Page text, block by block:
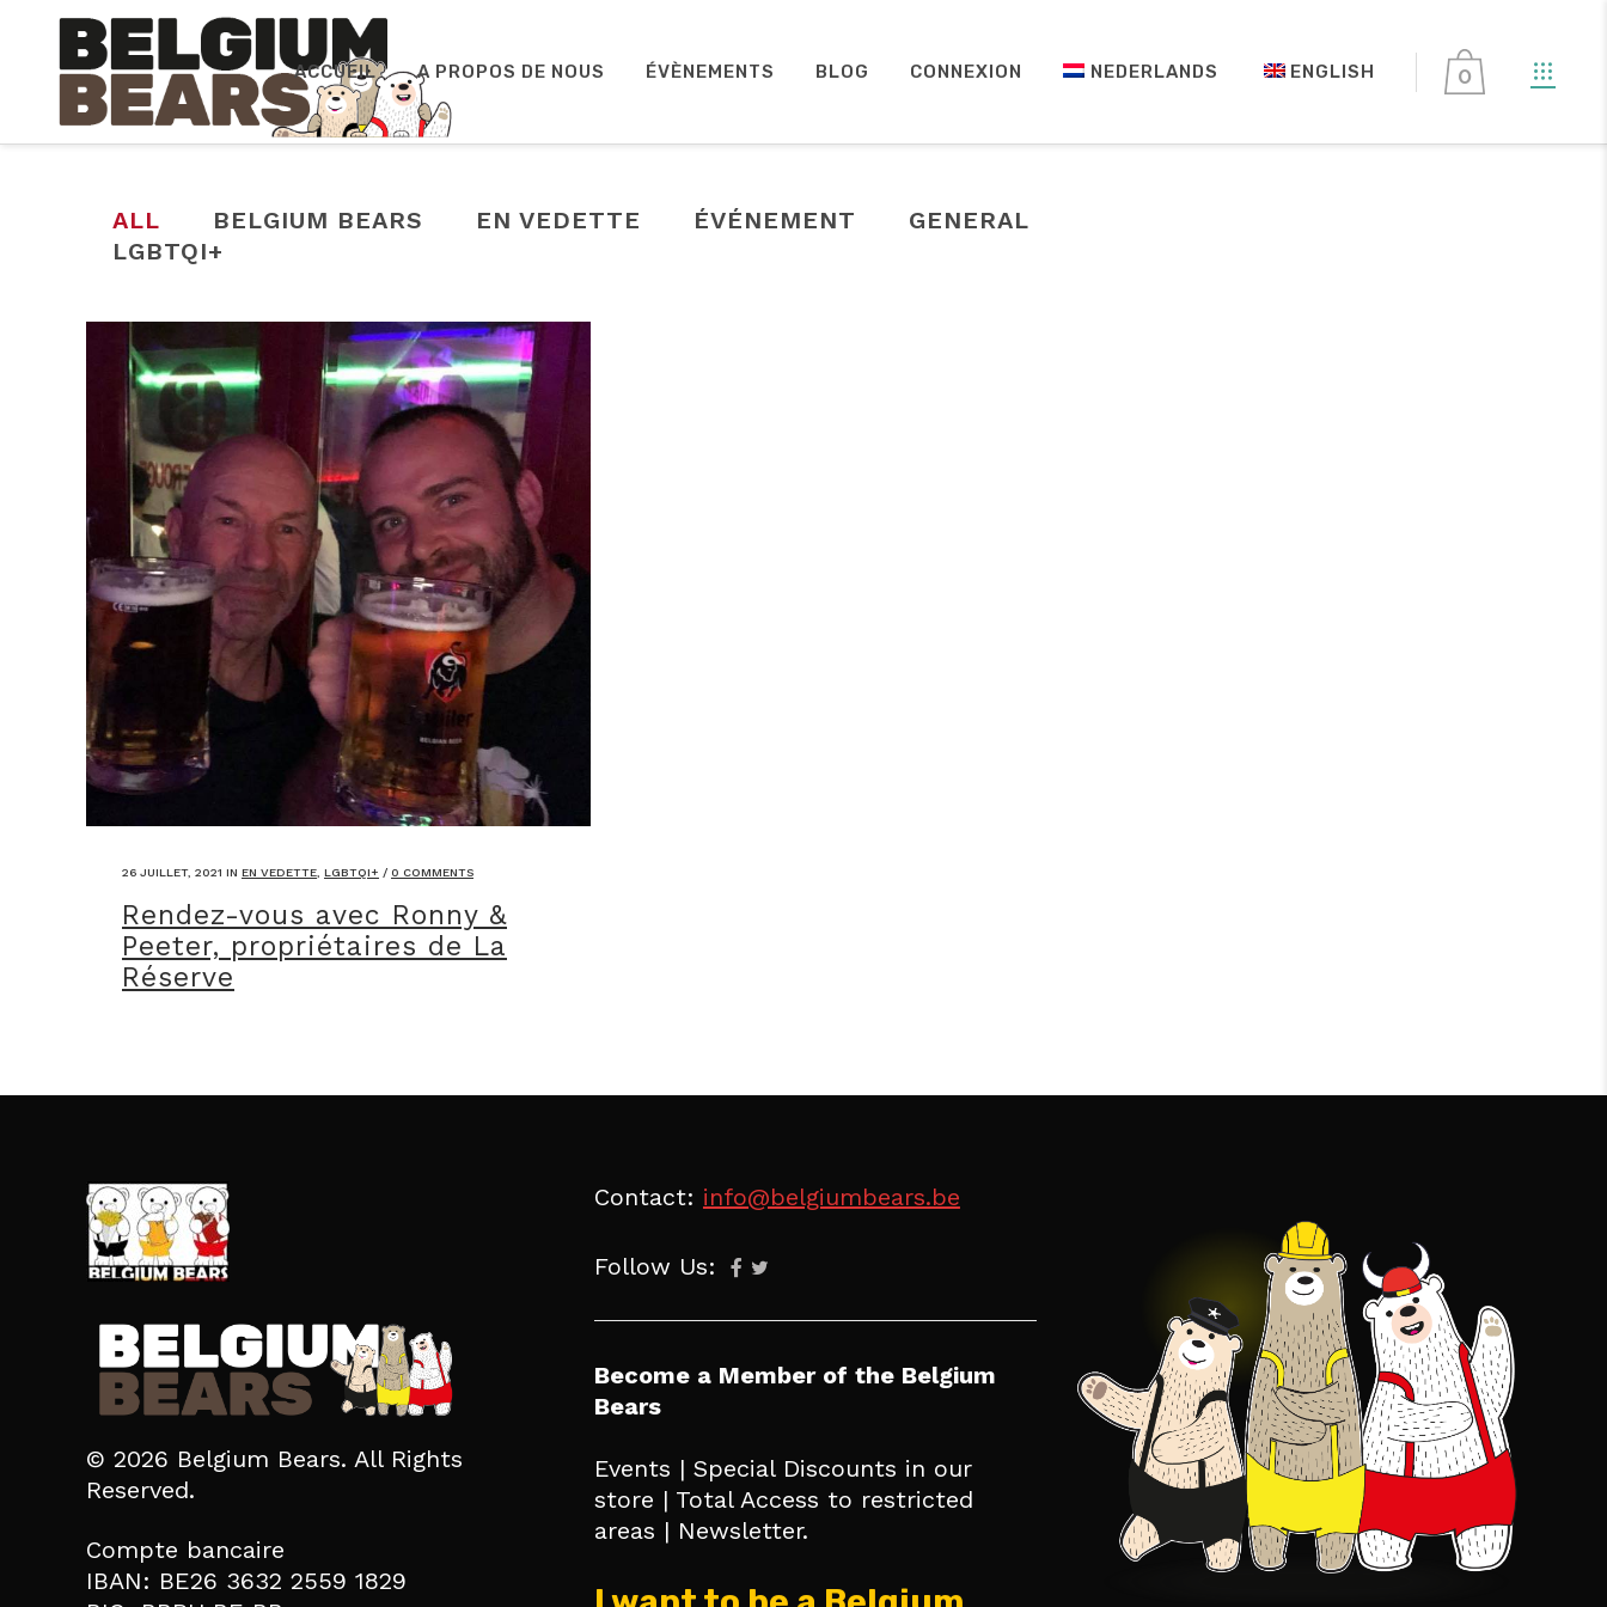
0
ACCUEIL A PROPOS DE NOUS ÉVÈNEMENTS BLOG CONNEXION NEDERLANDS ENGLISH
ALL BELGIUM BEARS EN VEDETTE ÉVÉNEMENT
GENERAL
LGBTQI+
26 JUILLET, 2021 IN EN VEDETTE, LGBTQI+ / 0 COMMENTS
Rendez-vous avec Ronny &
Peeter, propriétaires de La
Réserve
© 2026 Belgium Bears. All Rights
Reserved.
Compte bancaire
IBAN: BE26 3632 2559 1829
Contact: info@belgiumbears.be
Follow Us:
Become a Member of the Belgium
Bears
Events | Special Discounts in our
store | Total Access to restricted
areas | Newsletter.